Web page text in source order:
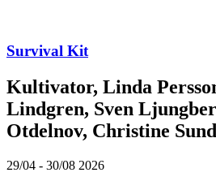
Survival Kit
Kultivator, Linda
Lindgren, Sven
Otdelnov, Christine
29/04 - 30/08 2026